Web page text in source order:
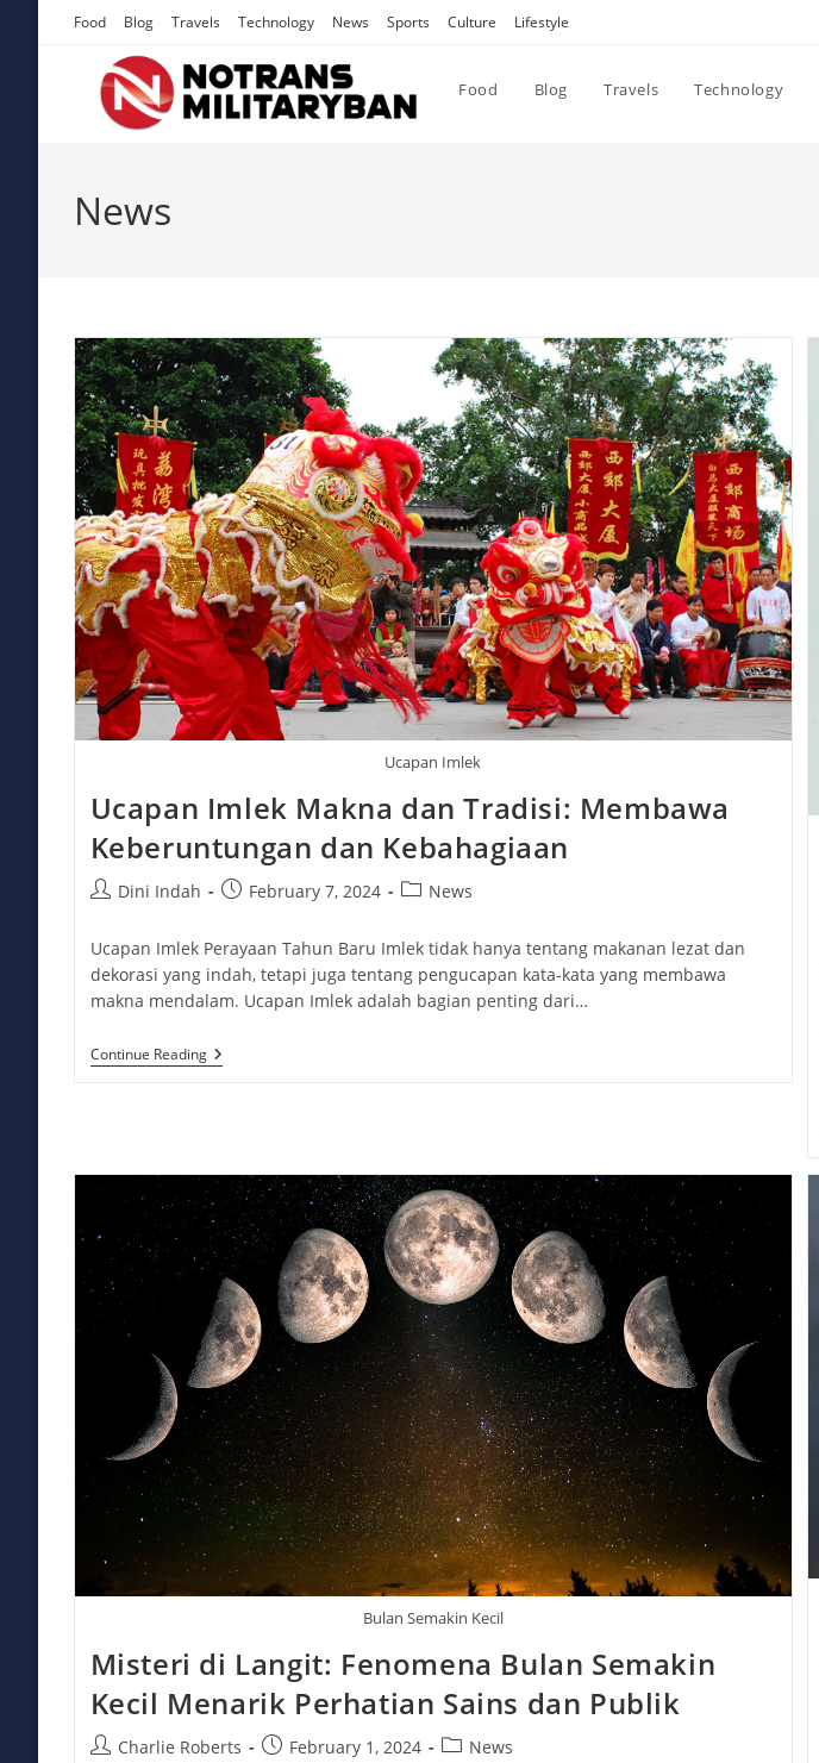
Food Blog Travels Technology News Sports Culture Lifestyle
Food Blog Travels Technology
News
Ucapan Imlek
Ucapan Imlek Makna dan Tradisi: Membawa
Keberuntungan dan Kebahagiaan
PostDini Indah
PostFebruary 7, 2024
PostNews
Ucapan Imlek Perayaan Tahun Baru Imlek tidak hanya tentang makanan lezat dan
dekorasi yang indah, tetapi juga tentang pengucapan kata-kata yang membawa
makna mendalam. Ucapan Imlek adalah bagian penting dari…
Continue ReadingUcapan
Imlek
Dan
Kebahagiaan
Bulan Semakin Kecil
Misteri di Langit: Fenomena Bulan Semakin
Kecil Menarik Perhatian Sains dan Publik
PostCharlie Roberts
PostFebruary 1, 2024
PostNews